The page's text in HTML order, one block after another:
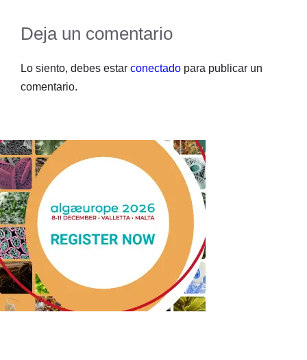
Deja un comentario
Lo siento, debes estar conectado para publicar un
comentario.